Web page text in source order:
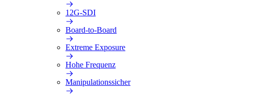
12G-SDI
Board-to-Board
Extreme Exposure
Hohe Frequenz
Manipulationssicher